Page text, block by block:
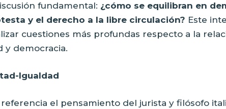
fundamental: ¿cómo se equilibran en
y el derecho a la libre circulación? Este
cuestiones más profundas respecto a la
y democracia.
Igualdad
el pensamiento del jurista y filósofo